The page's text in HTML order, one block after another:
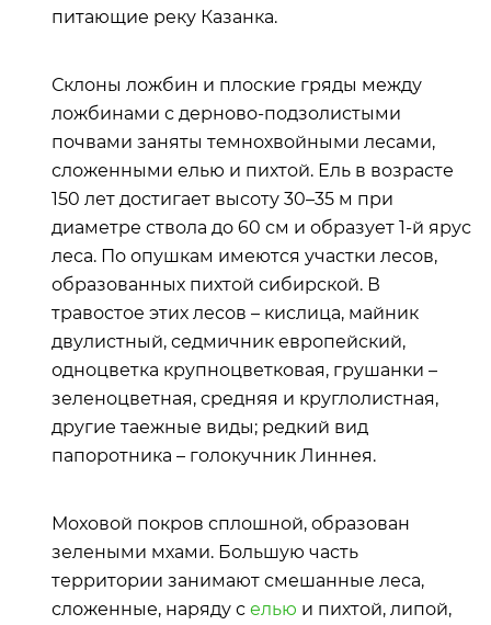
питающие реку Казанка.
Склоны ложбин и плоские гряды между
ложбинами с дерново-подзолистыми
почвами заняты темнохвойными лесами,
сложенными елью и пихтой. Ель в возрасте
150 лет достигает высоту 30–35 м при
диаметре ствола до 60 см и образует 1-й ярус
леса. По опушкам имеются участки лесов,
образованных пихтой сибирской. В
травостое этих лесов – кислица, майник
двулистный, седмичник европейский,
одноцветка крупноцветковая, грушанки –
зеленоцветная, средняя и круглолистная,
другие таежные виды; редкий вид
папоротника – голокучник Линнея.
Моховой покров сплошной, образован
зелеными мхами. Большую часть
территории занимают смешанные леса,
сложенные, наряду с елью и пихтой, липой,